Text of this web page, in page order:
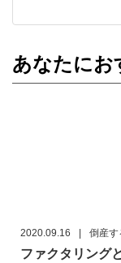
あなたにお
2020.09.16 | 倒産す
ファクタリング